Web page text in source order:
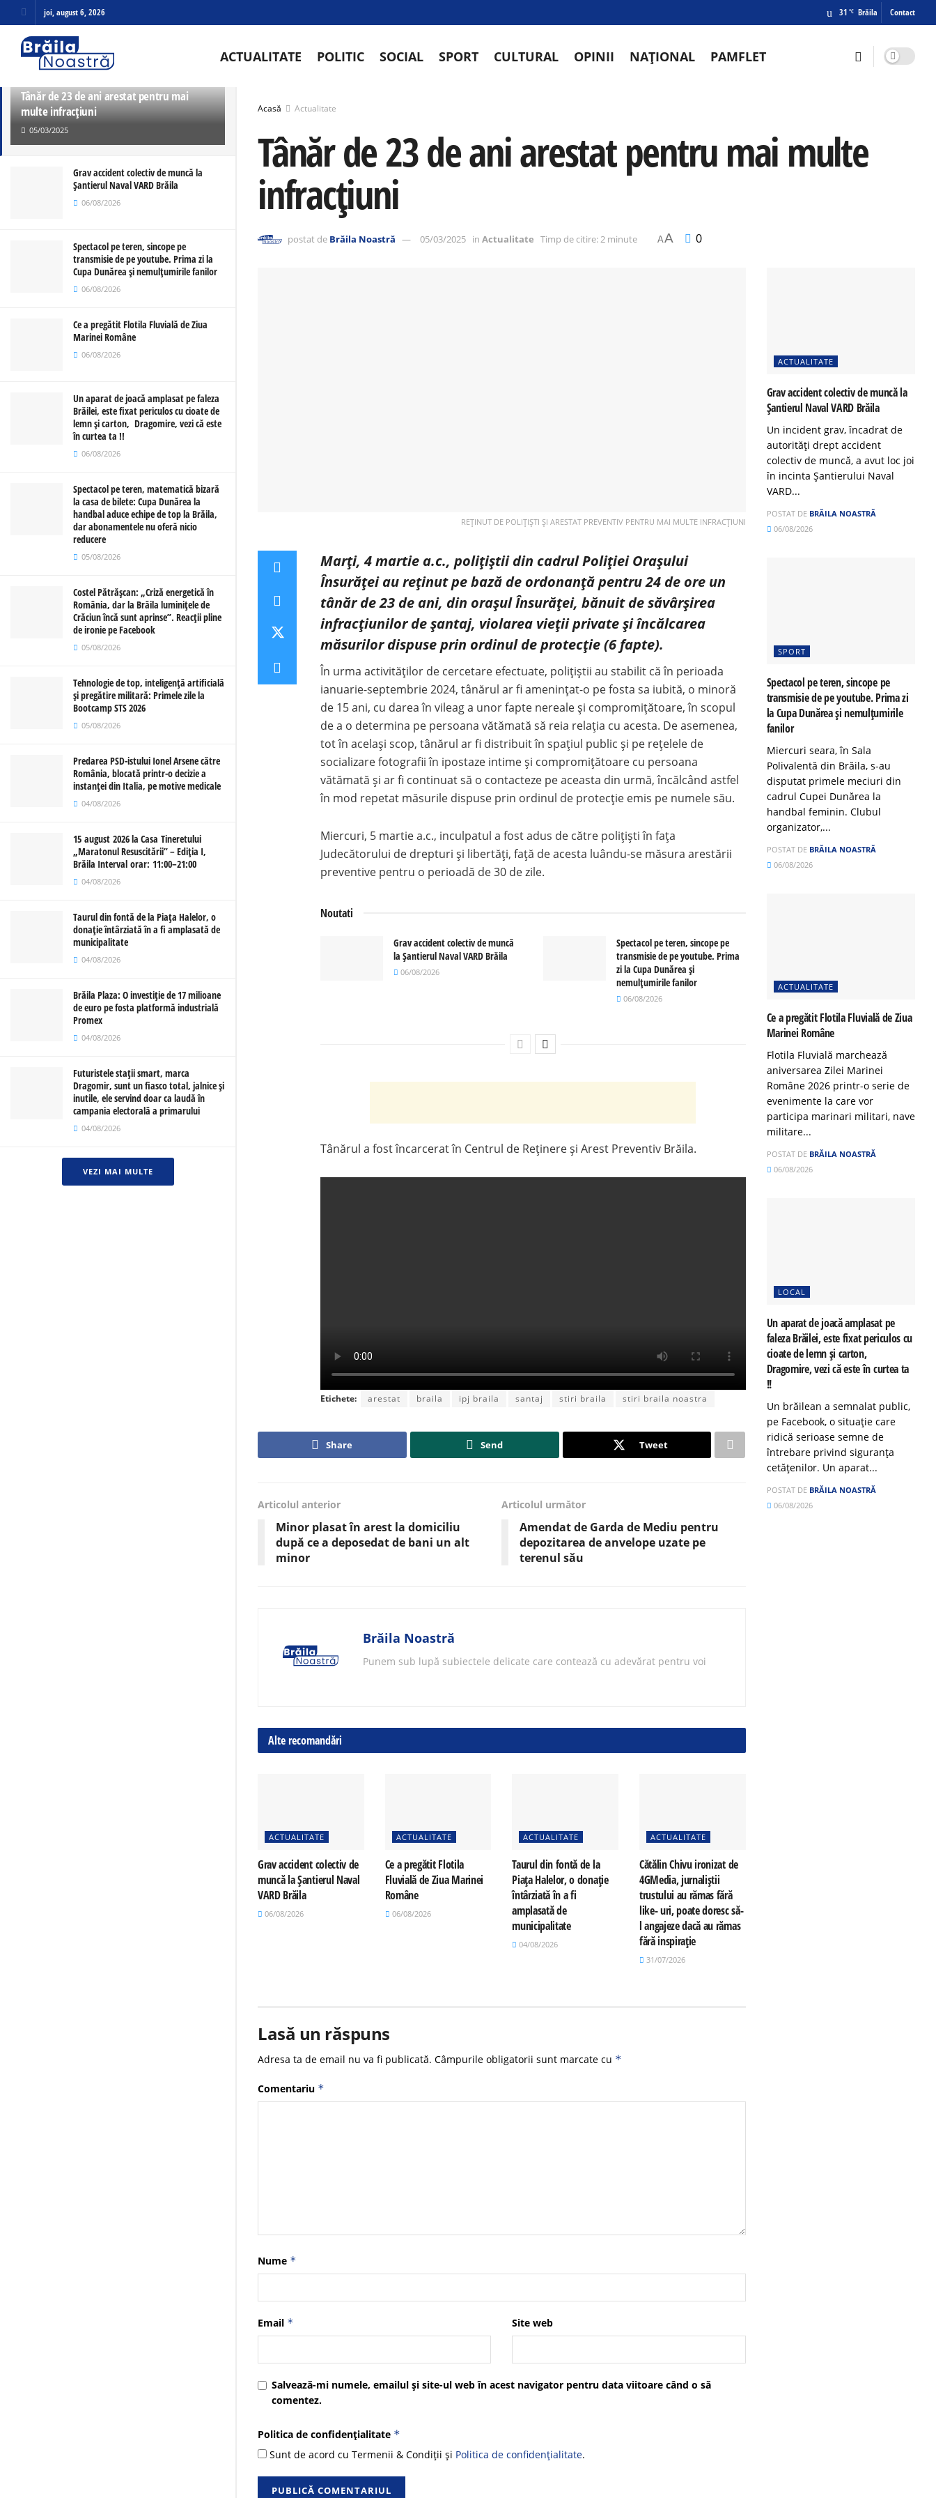
ULTIMELE TRENDING
Tânăr de 23 de ani arestat pentru mai
multe infracțiuni
05/03/2025
Grav accident colectiv de muncă la
Șantierul Naval VARD Brăila
06/08/2026
Spectacol pe teren, sincope pe
transmisie de pe youtube. Prima zi la
Cupa Dunărea și nemulțumirile fanilor
06/08/2026
Ce a pregătit Flotila Fluvială de Ziua
Marinei Române
06/08/2026
Un aparat de joacă amplasat pe faleza
Brăilei, este fixat periculos cu cioate de
lemn și carton, Dragomire, vezi că este
în curtea ta !!
06/08/2026
Spectacol pe teren, matematică bizară
la casa de bilete: Cupa Dunărea la
handbal aduce echipe de top la Brăila,
dar abonamentele nu oferă nicio
reducere
05/08/2026
Costel Pătrășcan: „Criză energetică în
România, dar la Brăila luminițele de
Crăciun încă sunt aprinse”. Reacții pline
de ironie pe Facebook
05/08/2026
Tehnologie de top, inteligență artificială
și pregătire militară: Primele zile la
Bootcamp STS 2026
05/08/2026
Predarea PSD-istului Ionel Arsene către
România, blocată printr-o decizie a
instanței din Italia, pe motive medicale
04/08/2026
15 august 2026 la Casa Tineretului
„Maratonul Resuscitării” – Ediția I,
Brăila Interval orar: 11:00–21:00
04/08/2026
Taurul din fontă de la Piața Halelor, o
donație întârziată în a fi amplasată de
municipalitate
04/08/2026
Brăila Plaza: O investiție de 17 milioane
de euro pe fosta platformă industrială
Promex
04/08/2026
Futuristele stații smart, marca
Dragomir, sunt un fiasco total, jalnice și
inutile, ele servind doar ca laudă în
campania electorală a primarului
04/08/2026
VEZI MAI MULTE
joi, august 6, 2026 31 °C Brăila Contact
ACTUALITATE POLITIC SOCIAL SPORT CULTURAL OPINII NAȚIONAL PAMFLET
Acasă Actualitate
Tânăr de 23 de ani arestat pentru mai multe
infracțiuni
postat de Brăila Noastră 05/03/2025 in Actualitate Timp de citire: 2 minute AA 0
REȚINUT DE POLIȚIȘTI ȘI ARESTAT PREVENTIV PENTRU MAI MULTE INFRACȚIUNI
Marți, 4 martie a.c., polițiștii din cadrul Poliției Orașului
Însurăței au reținut pe bază de ordonanță pentru 24 de ore un
tânăr de 23 de ani, din orașul Însurăței, bănuit de săvârșirea
infracțiunilor de șantaj, violarea vieții private și încălcarea
măsurilor dispuse prin ordinul de protecție (6 fapte).
În urma activităților de cercetare efectuate, polițiștii au stabilit că în perioada
ianuarie-septembrie 2024, tânărul ar fi amenințat-o pe fosta sa iubită, o minoră
de 15 ani, cu darea în vileag a unor fapte nereale și compromițătoare, în scopul
de a o determina pe persoana vătămată să reia relația cu acesta. De asemenea,
tot în același scop, tânărul ar fi distribuit în spațiul public și pe rețelele de
socializare fotografii în ipostaze intime și compromițătoare cu persoana
vătămată și ar fi continuat să o contacteze pe aceasta din urmă, încălcând astfel
în mod repetat măsurile dispuse prin ordinul de protecție emis pe numele său.
Miercuri, 5 martie a.c., inculpatul a fost adus de către polițiști în fața
Judecătorului de drepturi și libertăți, față de acesta luându-se măsura arestării
preventive pentru o perioadă de 30 de zile.
Noutati
Grav accident colectiv de muncă
la Șantierul Naval VARD Brăila
06/08/2026
Spectacol pe teren, sincope pe
transmisie de pe youtube. Prima
zi la Cupa Dunărea și
nemulțumirile fanilor
06/08/2026
Tânărul a fost încarcerat în Centrul de Reținere și Arest Preventiv Brăila.
Etichete: arestat braila ipj braila santaj stiri braila stiri braila noastra
Share Send Tweet
Articolul anterior
Minor plasat în arest la domiciliu
după ce a deposedat de bani un alt
minor
Articolul următor
Amendat de Garda de Mediu pentru
depozitarea de anvelope uzate pe
terenul său
Brăila Noastră
Punem sub lupă subiectele delicate care contează cu adevărat pentru voi
Alte recomandări
ACTUALITATE
Grav accident colectiv de
muncă la Șantierul Naval
VARD Brăila
06/08/2026
ACTUALITATE
Ce a pregătit Flotila
Fluvială de Ziua Marinei
Române
06/08/2026
ACTUALITATE
Taurul din fontă de la
Piața Halelor, o donație
întârziată în a fi
amplasată de
municipalitate
04/08/2026
ACTUALITATE
Cătălin Chivu ironizat de
4GMedia, jurnaliștii
trustului au rămas fără
like- uri, poate doresc să-
l angajeze dacă au rămas
fără inspirație
31/07/2026
Lasă un răspuns
Adresa ta de email nu va fi publicată. Câmpurile obligatorii sunt marcate cu *
Comentariu *
Nume *
Email * Site web
Salvează-mi numele, emailul și site-ul web în acest navigator pentru data viitoare când o să
comentez.
Politica de confidențialitate *
Sunt de acord cu Termenii & Condiții și Politica de confidențialitate.
ACTUALITATE
Grav accident colectiv de muncă la
Șantierul Naval VARD Brăila
Un incident grav, încadrat de
autorități drept accident
colectiv de muncă, a avut loc joi
în incinta Șantierului Naval
VARD...
POSTAT DE BRĂILA NOASTRĂ
06/08/2026
SPORT
Spectacol pe teren, sincope pe
transmisie de pe youtube. Prima zi
la Cupa Dunărea și nemulțumirile
fanilor
Miercuri seara, în Sala
Polivalentă din Brăila, s-au
disputat primele meciuri din
cadrul Cupei Dunărea la
handbal feminin. Clubul
organizator,...
POSTAT DE BRĂILA NOASTRĂ
06/08/2026
ACTUALITATE
Ce a pregătit Flotila Fluvială de Ziua
Marinei Române
Flotila Fluvială marchează
aniversarea Zilei Marinei
Române 2026 printr-o serie de
evenimente la care vor
participa marinari militari, nave
militare...
POSTAT DE BRĂILA NOASTRĂ
06/08/2026
LOCAL
Un aparat de joacă amplasat pe
faleza Brăilei, este fixat periculos cu
cioate de lemn și carton,
Dragomire, vezi că este în curtea ta
!!
Un brăilean a semnalat public,
pe Facebook, o situație care
ridică serioase semne de
întrebare privind siguranța
cetățenilor. Un aparat...
POSTAT DE BRĂILA NOASTRĂ
06/08/2026